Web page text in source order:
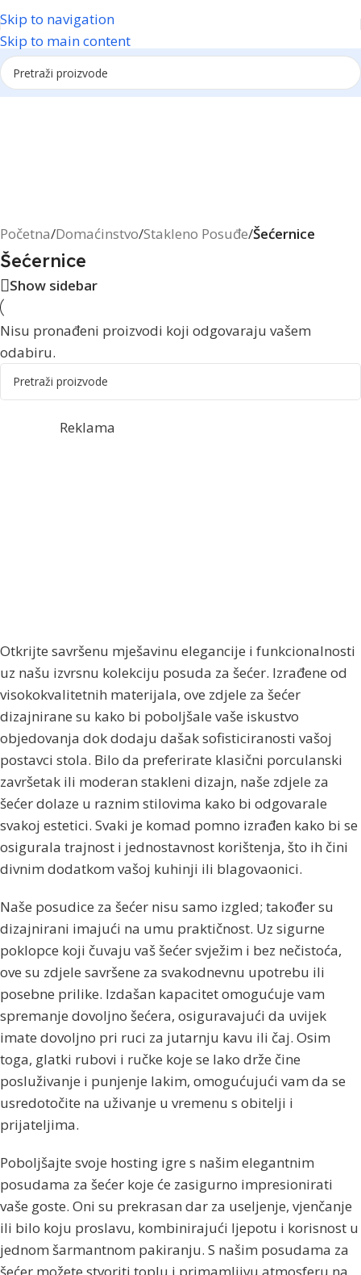
Skip to navigation
Skip to main content
Reklama
Početna/Domaćinstvo/Stakleno Posuđe/Šećernice
Šećernice
Show sidebar
Nisu pronađeni proizvodi koji odgovaraju vašem
odabiru.
Reklama
Otkrijte savršenu mješavinu elegancije i funkcionalnosti
uz našu izvrsnu kolekciju posuda za šećer. Izrađene od
visokokvalitetnih materijala, ove zdjele za šećer
dizajnirane su kako bi poboljšale vaše iskustvo
objedovanja dok dodaju dašak sofisticiranosti vašoj
postavci stola. Bilo da preferirate klasični porculanski
završetak ili moderan stakleni dizajn, naše zdjele za
šećer dolaze u raznim stilovima kako bi odgovarale
svakoj estetici. Svaki je komad pomno izrađen kako bi se
osigurala trajnost i jednostavnost korištenja, što ih čini
divnim dodatkom vašoj kuhinji ili blagovaonici.
Naše posudice za šećer nisu samo izgled; također su
dizajnirani imajući na umu praktičnost. Uz sigurne
poklopce koji čuvaju vaš šećer svježim i bez nečistoća,
ove su zdjele savršene za svakodnevnu upotrebu ili
posebne prilike. Izdašan kapacitet omogućuje vam
spremanje dovoljno šećera, osiguravajući da uvijek
imate dovoljno pri ruci za jutarnju kavu ili čaj. Osim
toga, glatki rubovi i ručke koje se lako drže čine
posluživanje i punjenje lakim, omogućujući vam da se
usredotočite na uživanje u vremenu s obitelji i
prijateljima.
Poboljšajte svoje hosting igre s našim elegantnim
posudama za šećer koje će zasigurno impresionirati
vaše goste. Oni su prekrasan dar za useljenje, vjenčanje
ili bilo koju proslavu, kombinirajući ljepotu i korisnost u
jednom šarmantnom pakiranju. S našim posudama za
šećer možete stvoriti toplu i primamljivu atmosferu na